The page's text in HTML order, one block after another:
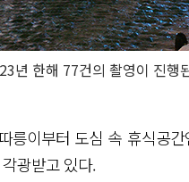
년 한해 77건의 촬영이 진행
릉이부터 도심 속 휴식공
광받고 있다.